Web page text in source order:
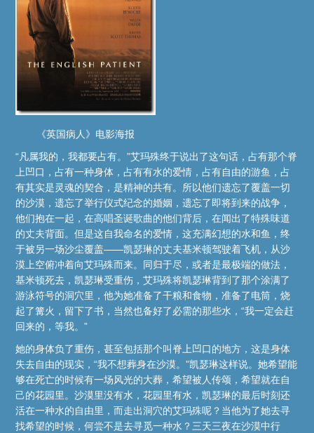
《英国病人》电影海报
“凡属我的，我都要占有。”艾玛殊终于说出了这句话，占有那个脊
上凹口，占有一种身体，占有有水的爱情，占有自由的游鱼，占
有其实是灵魂的契合，是精神的共有。所以他们遗忘了覆盖一切
的沙漠，遗忘了举行仪式纪念的婚姻，遗忘了即将到来的战争，
他们抱在一起，在高唱圣诞歌曲的他们背后，在闻出了特殊味道
的丈夫背面。但是这自我命名的爱情，这充满幻想的水和鱼，终
于被另一场沙尘覆盖——凯瑟琳的丈夫基米顿驾驶着飞机，从沙
漠上空俯冲着向艾玛殊而来。同归于尽，或者是最极端的做法，
基米顿死去，凯瑟琳受重伤，艾玛殊将凯瑟琳背到了那个涂满了
游泳符号的洞穴里，他为她准备了干粮和食物，准备了电筒，烧
起了篝火，留下了书，当然也备好了必需的那些水，“我一定会赶
回来的，等我。”
她的身体负了重伤，甚至包括那个叫脊上凹口的地方，这是身体
失去自由的现实，“我不想葬身在沙漠。”凯瑟琳这样说。她希望能
够在死亡的时候有一场风光的大葬，希望被人传颂，希望就在自
己的花园里。沙漠里没有水，花园里有水，凯瑟琳的最后时刻还
活在一种水的自由里，而走出洞穴的艾玛殊呢？当他为了她去寻
找希望的时候，何尝不是去寻觅一种水？三天三夜在沙漠中行